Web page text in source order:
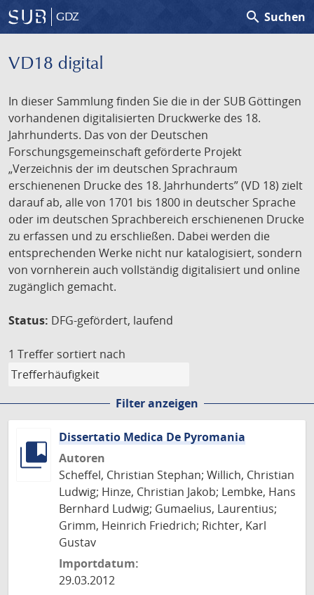
GDZ search Suchen
VD18 digital
In dieser Sammlung finden Sie die in der SUB Göttingen
vorhandenen digitalisierten Druckwerke des 18.
Jahrhunderts. Das von der Deutschen
Forschungsgemeinschaft geförderte Projekt
„Verzeichnis der im deutschen Sprachraum
erschienenen Drucke des 18. Jahrhunderts” (VD 18) zielt
darauf ab, alle von 1701 bis 1800 in deutscher Sprache
oder im deutschen Sprachbereich erschienenen Drucke
zu erfassen und zu erschließen. Dabei werden die
entsprechenden Werke nicht nur katalogisiert, sondern
von vornherein auch vollständig digitalisiert und online
zugänglich gemacht.
Status: DFG-gefördert, laufend
1 Treffer sortiert nach
Filter anzeigen
Dissertatio Medica De Pyromania
Autoren
Scheffel, Christian Stephan; Willich, Christian
Ludwig; Hinze, Christian Jakob; Lembke, Hans
Bernhard Ludwig; Gumaelius, Laurentius;
Grimm, Heinrich Friedrich; Richter, Karl
Gustav
Importdatum:
29.03.2012